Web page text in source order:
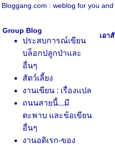
Bloggang.com : weblog for you
Group Blog
ประสบการณ์เขียน
บล็อกปลูกป่าและ
อื่นๆ
สัตว์เลี้ยง
งานเขียน : เรื่องแปล
ถนนสายนี้...มี
ตะพาบ และข้อเขียน
อื่นๆ
งานอดิเรก-ของ
เอา